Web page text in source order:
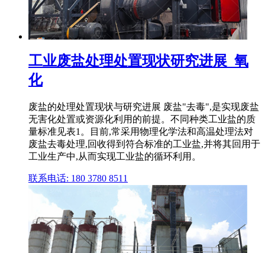
工业废盐处理处置现状研究进展_氧
化
废盐的处理处置现状与研究进展 废盐"去毒",是实现废盐
无害化处置或资源化利用的前提。不同种类工业盐的质
量标准见表1。目前,常采用物理化学法和高温处理法对
废盐去毒处理,回收得到符合标准的工业盐,并将其回用于
工业生产中,从而实现工业盐的循环利用。
联系电话: 180 3780 8511